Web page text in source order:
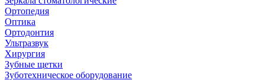
Ортопедия
Оптика
Ортодонтия
Ультразвук
Хирургия
Зубные щетки
Зуботехническое оборудование